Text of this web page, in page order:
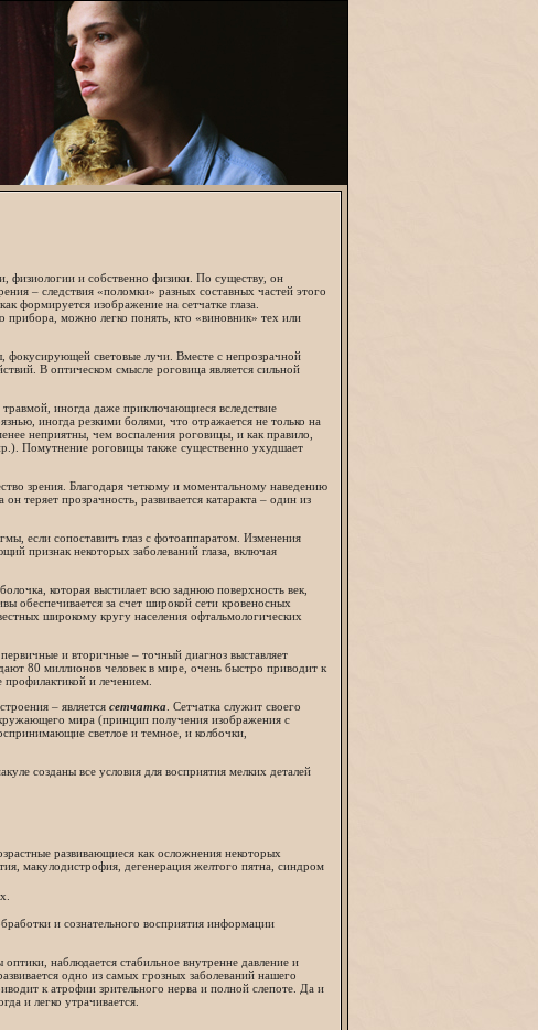
физиологии и собственно физики. По существу, он
– следствия «поломки» разных составных частей этого
формируется изображение на сетчатке глаза.
прибора, можно легко понять, кто «виновник» тех или
фокусирующей световые лучи. Вместе с непрозрачной
В оптическом смысле роговица является сильной
иногда даже приключающиеся вследствие
иногда резкими болями, что отражается не только на
неприятны, чем воспаления роговицы, и как правило,
Помутнение роговицы также существенно ухудшает
зрения. Благодаря четкому и моментальному наведению
теряет прозрачность, развивается катаракта – один из
если сопоставить глаз с фотоаппаратом. Изменения
признак некоторых заболеваний глаза, включая
которая выстилает всю заднюю поверхность век,
обеспечивается за счет широкой сети кровеносных
широкому кругу населения офтальмологических
и вторичные – точный диагноз выставляет
80 миллионов человек в мире, очень быстро приводит к
и лечением.
– является сетчатка . Сетчатка служит своего
мира (принцип получения изображения с
светлое и темное, и колбочки,
созданы все условия для восприятия мелких деталей
развивающиеся как осложнения некоторых
макулодистрофия, дегенерация желтого пятна, синдром
и сознательного восприятия информации
наблюдается стабильное внутренне давление и
одно из самых грозных заболеваний нашего
к атрофии зрительного нерва и полной слепоте. Да и
и легко утрачивается.